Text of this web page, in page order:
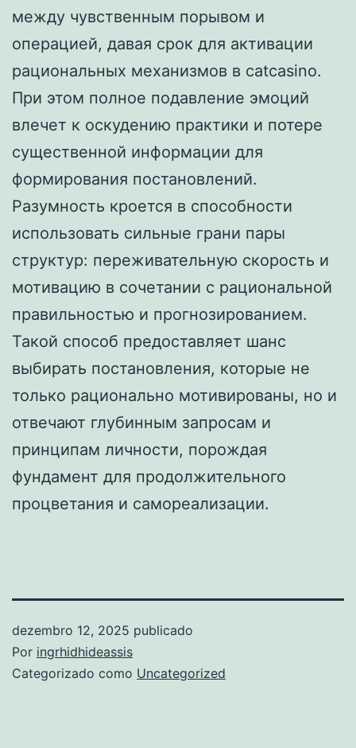
между чувственным порывом и
операцией, давая срок для активации
рациональных механизмов в catcasino.
При этом полное подавление эмоций
влечет к оскудению практики и потере
существенной информации для
формирования постановлений.
Разумность кроется в способности
использовать сильные грани пары
структур: переживательную скорость и
мотивацию в сочетании с рациональной
правильностью и прогнозированием.
Такой способ предоставляет шанс
выбирать постановления, которые не
только рационально мотивированы, но и
отвечают глубинным запросам и
принципам личности, порождая
фундамент для продолжительного
процветания и самореализации.
dezembro 12, 2025 publicado
Por ingrhidhideassis
Categorizado como Uncategorized